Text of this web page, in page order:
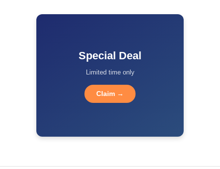
Special Deal
Limited time only
Claim →